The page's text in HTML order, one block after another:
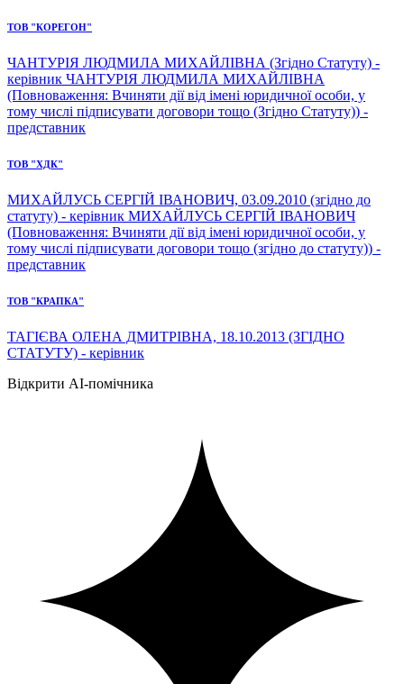
ТОВ "КОРЕГОН"
ЧАНТУРІЯ ЛЮДМИЛА МИХАЙЛІВНА (Згідно Статуту) -
керівник ЧАНТУРІЯ ЛЮДМИЛА МИХАЙЛІВНА
(Повноваження: Вчиняти дії від імені юридичної особи, у
тому числі підписувати договори тощо (Згідно Статуту)) -
представник
ТОВ "ХДК"
МИХАЙЛУСЬ СЕРГІЙ ІВАНОВИЧ, 03.09.2010 (згідно до
статуту) - керівник МИХАЙЛУСЬ СЕРГІЙ ІВАНОВИЧ
(Повноваження: Вчиняти дії від імені юридичної особи, у
тому числі підписувати договори тощо (згідно до статуту)) -
представник
ТОВ "КРАПКА"
ТАГІЄВА ОЛЕНА ДМИТРІВНА, 18.10.2013 (ЗГІДНО
СТАТУТУ) - керівник
Відкрити AI-помічника